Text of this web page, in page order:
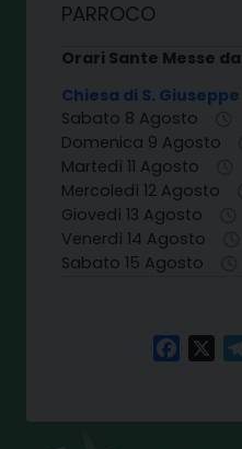
PARROCO
Orari Sante Messe
Chiesa di S. Giuseppe
Sabato 8 Agosto
Domenica 9 Agosto
Martedì 11 Agosto
Mercoledì 12 Agosto
Giovedì 13 Agosto
Venerdì 14 Agosto
Sabato 15 Agosto